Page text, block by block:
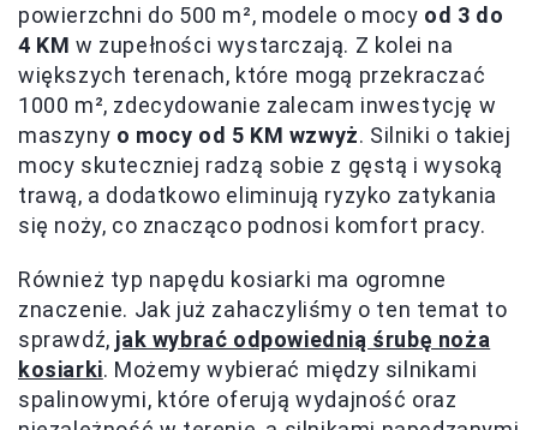
powierzchni do 500 m², modele o mocy od 3 do
4 KM w zupełności wystarczają. Z kolei na
większych terenach, które mogą przekraczać
1000 m², zdecydowanie zalecam inwestycję w
maszyny o mocy od 5 KM wzwyż. Silniki o takiej
mocy skuteczniej radzą sobie z gęstą i wysoką
trawą, a dodatkowo eliminują ryzyko zatykania
się noży, co znacząco podnosi komfort pracy.
Również typ napędu kosiarki ma ogromne
znaczenie. Jak już zahaczyliśmy o ten temat to
sprawdź, jak wybrać odpowiednią śrubę noża
kosiarki. Możemy wybierać między silnikami
spalinowymi, które oferują wydajność oraz